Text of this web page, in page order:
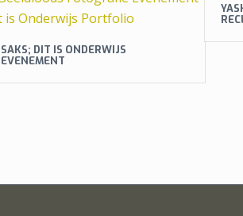
SAKS; DIT IS ONDERWIJS
EVENEMENT